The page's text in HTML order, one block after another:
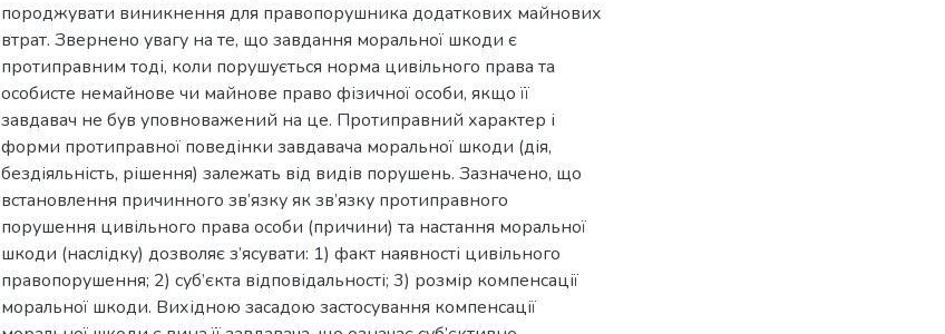
породжувати виникнення для правопорушника додаткових майнових
втрат. Звернено увагу на те, що завдання моральної шкоди є
протиправним тоді, коли порушується норма цивільного права та
особисте немайнове чи майнове право фізичної особи, якщо її
завдавач не був уповноважений на це. Протиправний характер і
форми протиправної поведінки завдавача моральної шкоди (дія,
бездіяльність, рішення) залежать від видів порушень. Зазначено, що
встановлення причинного зв’язку як зв’язку протиправного
порушення цивільного права особи (причини) та настання моральної
шкоди (наслідку) дозволяє з’ясувати: 1) факт наявності цивільного
правопорушення; 2) суб’єкта відповідальності; 3) розмір компенсації
моральної шкоди. Вихідною засадою застосування компенсації